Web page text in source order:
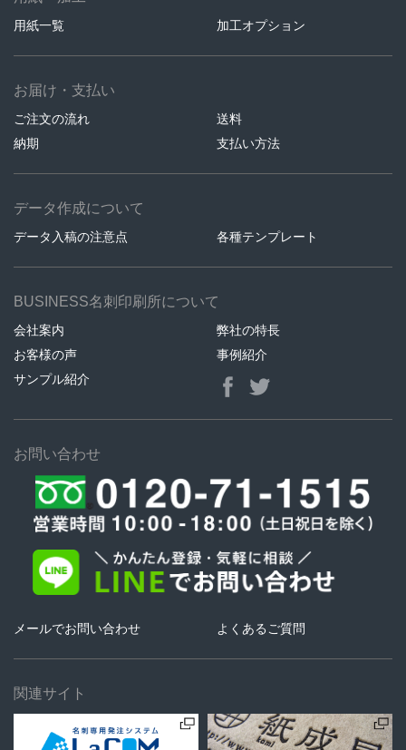
用紙一覧 加工オプション
お届け・支払い
ご注文の流れ
送料
納期
支払い方法
データ作成について
データ入稿の注意点 各種テンプレート
BUSINESS名刺印刷所について
会社案内
弊社の特長
お客様の声
事例紹介
サンプル紹介
お問い合わせ
メールでお問い合わせ よくあるご質問
関連サイト